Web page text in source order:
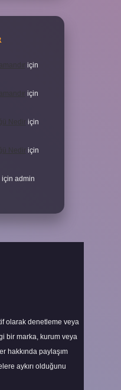
için
için
Nedir için
Nedir için
için admin
olarak denetleme veya
bir marka, kurum veya
hakkında paylaşım
aykırı olduğunu